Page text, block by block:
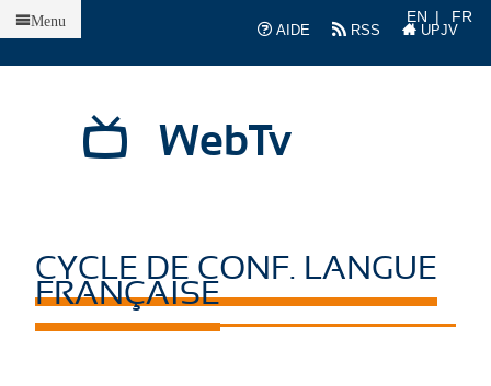
AIDE
RSS UPJV
EN FR
WebTv
Menu
CYCLE DE CONF. LANGUE
FRANÇAISE